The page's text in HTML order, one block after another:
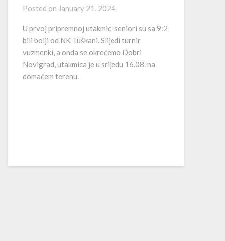
Posted on January 21. 2024
U prvoj pripremnoj utakmici seniori su sa 9:2
bili bolji od NK Tuškani. Slijedi turnir
vuzmenki, a onda se okrećemo Dobri
Novigrad, utakmica je u srijedu 16.08. na
domaćem terenu.